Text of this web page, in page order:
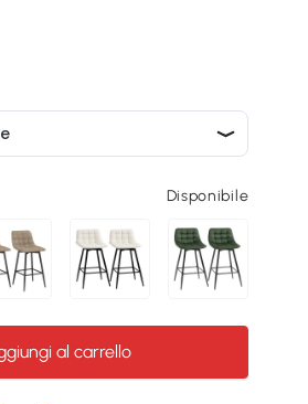
Disponibile
al carrello